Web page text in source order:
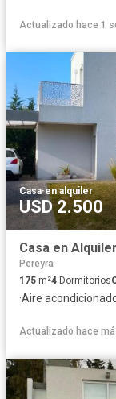
Actualizado hace 1
Casa·en alquiler
USD 2.500
Pereyra
175 m²4 Dormitorios
·Aire
Actualizado hace